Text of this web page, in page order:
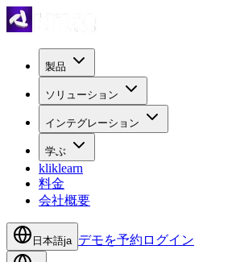
製品
ソリューション
インテグレーション
学ぶ
kliklearn
料金
会社概要
日本語ja デモを予約 ログイン